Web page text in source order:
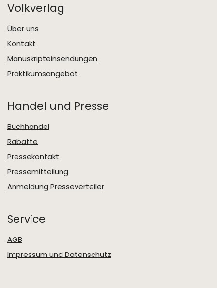
Volkverlag
Über uns
Kontakt
Manuskripteinsendungen
Praktikumsangebot
Handel und Presse
Buchhandel
Rabatte
Pressekontakt
Pressemitteilung
Anmeldung Presseverteiler
Service
AGB
Impressum und Datenschutz